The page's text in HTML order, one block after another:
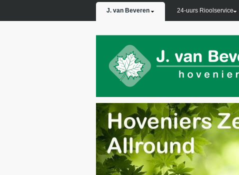
PRIMARY LINKS
J. van Beveren 24-uurs Rioolservice